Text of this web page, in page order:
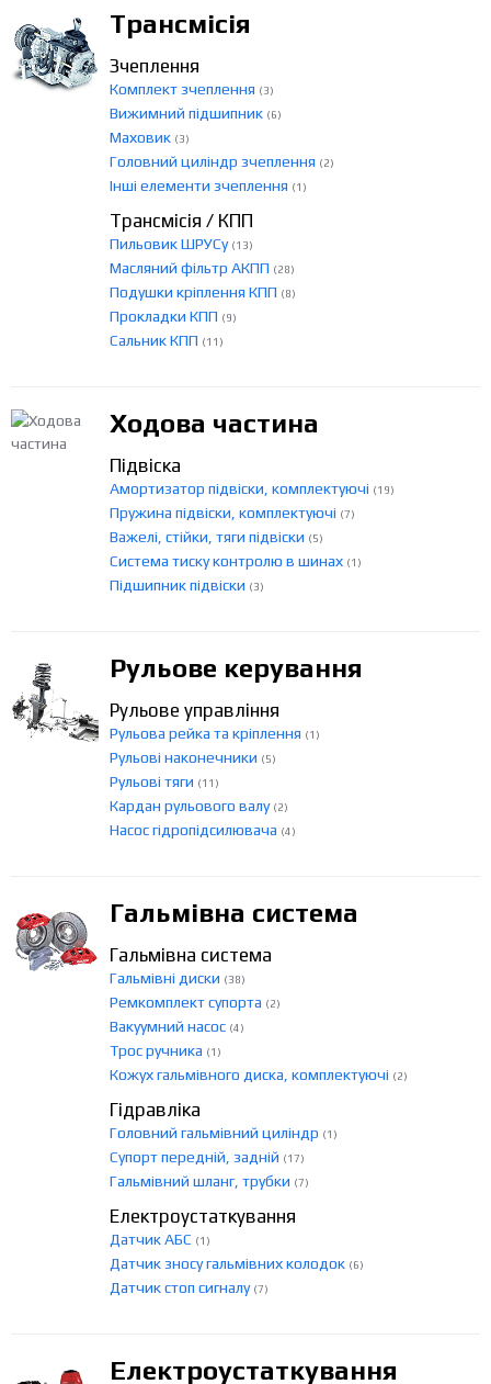
Трансмісія
Зчеплення
Комплект зчеплення (3)
Вижимний підшипник (6)
Маховик (3)
Головний циліндр зчеплення (2)
Інші елементи зчеплення (1)
Трансмісія / КПП
Пильовик ШРУСу (13)
Масляний фільтр АКПП (28)
Подушки кріплення КПП (8)
Прокладки КПП (9)
Сальник КПП (11)
Ходова частина
Підвіска
Амортизатор підвіски, комплектуючі (19)
Пружина підвіски, комплектуючі (7)
Важелі, стійки, тяги підвіски (5)
Система тиску контролю в шинах (1)
Підшипник підвіски (3)
Рульове керування
Рульове управління
Рульова рейка та кріплення (1)
Рульові наконечники (5)
Рульові тяги (11)
Кардан рульового валу (2)
Насос гідропідсилювача (4)
Гальмівна система
Гальмівна система
Гальмівні диски (38)
Ремкомплект супорта (2)
Вакуумний насос (4)
Трос ручника (1)
Кожух гальмівного диска, комплектуючі (2)
Гідравліка
Головний гальмівний циліндр (1)
Супорт передній, задній (17)
Гальмівний шланг, трубки (7)
Електроустаткування
Датчик АБС (1)
Датчик зносу гальмівних колодок (6)
Датчик стоп сигналу (7)
Електроустаткування